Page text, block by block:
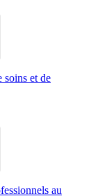
soins et de
au